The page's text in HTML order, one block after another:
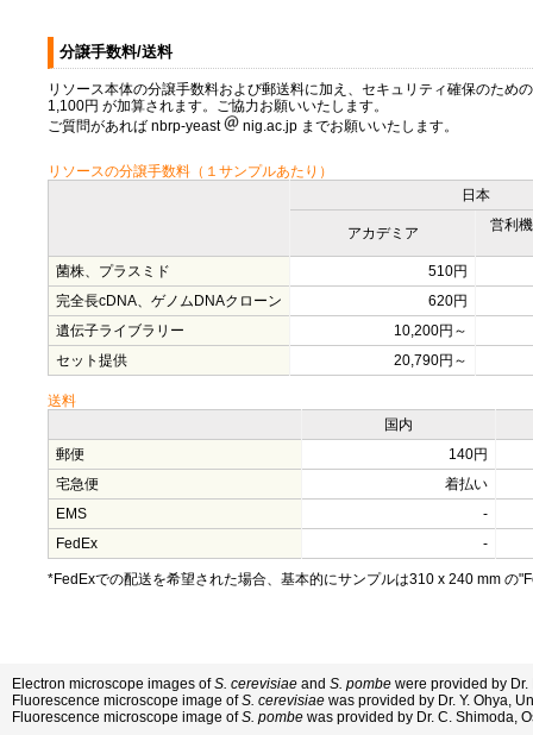
分譲手数料/送料
リソース本体の分譲手数料および郵送料に加え、セキュリティ確保のた
1,100円 が加算されます。ご協力お願いいたします。
ご質問があれば nbrp-yeast
nig.ac.jp までお願いいたします。
リソースの分譲手数料（１サンプルあたり）
日本
アカデミア 営利
菌株、プラスミド
510円
完全長cDNA、ゲノムDNAクローン
620円
遺伝子ライブラリー
10,200円～
セット提供
20,790円～
送料
国内
郵便
140円
宅急便
着払い
EMS
-
FedEx
-
*FedExでの配送を希望された場合、基本的にサンプルは310 x 240 mm の
Electron microscope images ofS. cerevisiae and S. pombe were provided by
Fluorescence microscope image ofS. cerevisiae was provided by Dr. Y. Ohya,
Fluorescence microscope image ofS. pombe was provided by Dr. C. Shimoda,